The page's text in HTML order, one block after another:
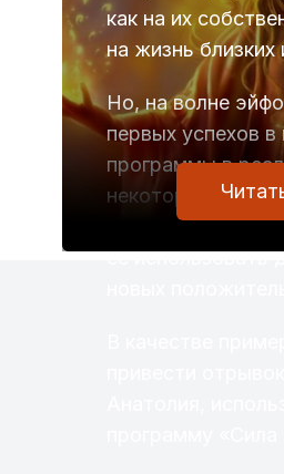
как на их
на жизнь
Но, на волне
первых успехов в
программы в
некоторые
совершенно
ее использовать
новых
В качестве
привести
Анатолия,